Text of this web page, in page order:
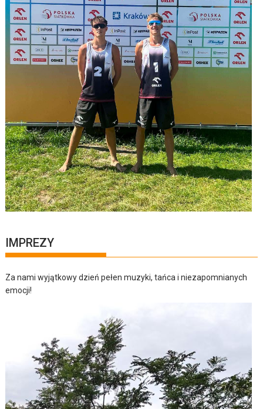
IMPREZY
Za nami wyjątkowy dzień pełen muzyki, tańca i niezapomnianych
emocji!